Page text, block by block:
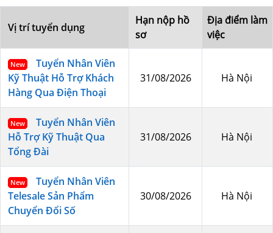
Vị trí tuyển dụng
Hạn nộp hồ
sơ
Địa điểm làm
việc
New
Tuyển Nhân Viên
Kỹ Thuật Hỗ Trợ Khách
Hàng Qua Điện Thoại
31/08/2026 Hà Nội
New
Tuyển Nhân Viên
Hỗ Trợ Kỹ Thuật Qua
Tổng Đài
31/08/2026 Hà Nội
New
Tuyển Nhân Viên
Telesale Sản Phẩm
Chuyển Đổi Số
30/08/2026 Hà Nội